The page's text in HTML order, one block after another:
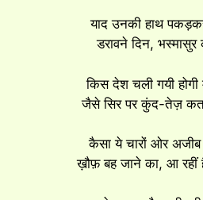
याद उनकी हाथ
डरावने दिन, भस्मासुर
किस देश चली गयी होगी
जैसे सिर पर कुंद-तेज़
कैसा ये चारों ओर
ख़ौफ़ बह जाने का, आ रहीं